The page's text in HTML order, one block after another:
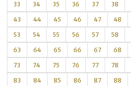
33 34 35 36 37 38
43 44 45 46 47 48
53 54 55 56 57 58
63 64 65 66 67 68
73 74 75 76 77 78
83 84 85 86 87 88